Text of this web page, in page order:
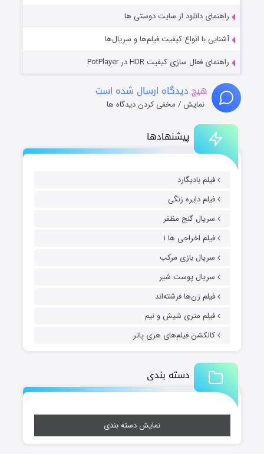
پیشنهادها
فیلم بادیگارد
فیلم دایره زنگی
سریال گنج مظفر
فیلم اخراجی ها ۱
سریال بازی مرکب
سریال پوست شیر
فیلم زن‌ها فرشته‌اند
فیلم متری شیش و نیم
کالکشن فیلم‌های هری پاتر
دسته بندی
نمایش دسته بندی
راهنمای دانلود از سایت دوستی ها
آشنایی با انواع کیفیت فیلم‌ها و سریال‌ها
راهنمای فعال سازی کیفیت HDR در PotPlayer
هیچ دیدگاه ارسال شده است
نمایش / مخفی کردن دیدگاه ها